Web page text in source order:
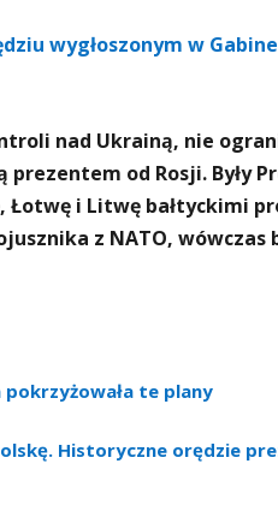
wygłoszonym w
nad Ukrainą, nie
prezentem od Rosji. Były
Łotwę i Litwę bałtyckimi
z NATO, wówczas
te plany
Historyczne orędzie